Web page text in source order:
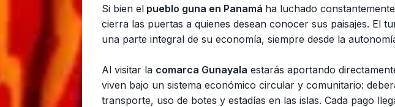
Si bien elpueblo guna en Panamá ha luchado
cierra las puertas a quienes desean conocer sus paisajes. El
una parte integral de su economía, siempre desde la
Al visitar la comarca Gunayala estarás aportando
viven bajo un sistema económico circular y comunitario:
transporte, uso de botes y estadías en las islas. Cada pago